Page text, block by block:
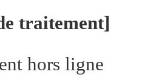
traitement]
hors ligne